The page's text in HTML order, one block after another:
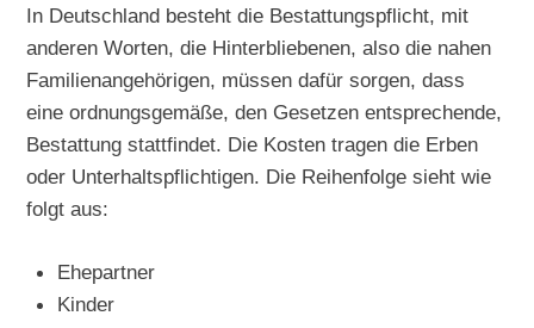
In Deutschland besteht die Bestattungspflicht, mit
anderen Worten, die Hinterbliebenen, also die nahen
Familienangehörigen, müssen dafür sorgen, dass
eine ordnungsgemäße, den Gesetzen entsprechende,
Bestattung stattfindet. Die Kosten tragen die Erben
oder Unterhaltspflichtigen. Die Reihenfolge sieht wie
folgt aus:
Ehepartner
Kinder